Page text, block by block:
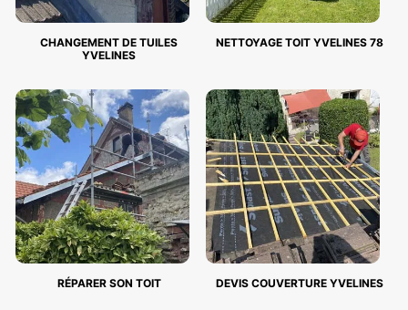
CHANGEMENT DE TUILES
YVELINES
NETTOYAGE TOIT YVELINES 78
RÉPARER SON TOIT DEVIS COUVERTURE YVELINES